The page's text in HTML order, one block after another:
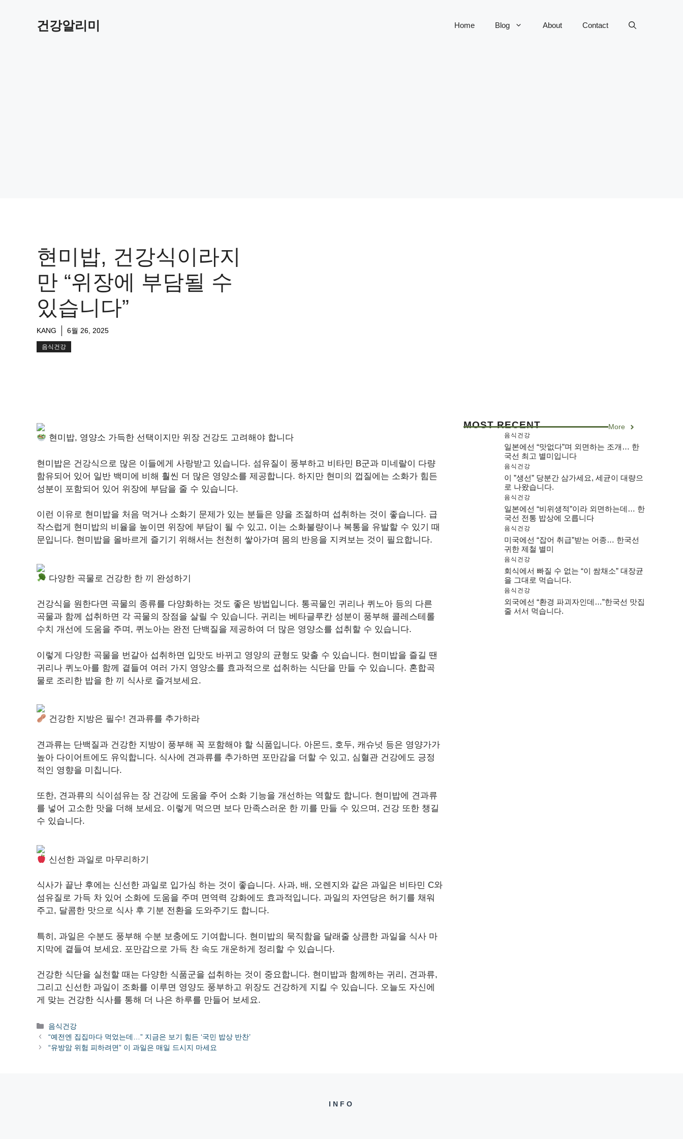
건강알리미 Home Blog About Contact
현미밥, 건강식이라지
만 “위장에 부담될 수
있습니다”
KANG 6월 26, 2025
음식건강
현미밥, 영양소 가득한 선택이지만 위장 건강도 고려해야 합니다
현미밥은 건강식으로 많은 이들에게 사랑받고 있습니다. 섬유질이 풍부하고 비타민 B군과 미네랄이 다량
함유되어 있어 일반 백미에 비해 훨씬 더 많은 영양소를 제공합니다. 하지만 현미의 껍질에는 소화가 힘든
성분이 포함되어 있어 위장에 부담을 줄 수 있습니다.
이런 이유로 현미밥을 처음 먹거나 소화기 문제가 있는 분들은 양을 조절하며 섭취하는 것이 좋습니다. 급
작스럽게 현미밥의 비율을 높이면 위장에 부담이 될 수 있고, 이는 소화불량이나 복통을 유발할 수 있기 때
문입니다. 현미밥을 올바르게 즐기기 위해서는 천천히 쌓아가며 몸의 반응을 지켜보는 것이 필요합니다.
다양한 곡물로 건강한 한 끼 완성하기
건강식을 원한다면 곡물의 종류를 다양화하는 것도 좋은 방법입니다. 통곡물인 귀리나 퀴노아 등의 다른
곡물과 함께 섭취하면 각 곡물의 장점을 살릴 수 있습니다. 귀리는 베타글루칸 성분이 풍부해 콜레스테롤
수치 개선에 도움을 주며, 퀴노아는 완전 단백질을 제공하여 더 많은 영양소를 섭취할 수 있습니다.
이렇게 다양한 곡물을 번갈아 섭취하면 입맛도 바뀌고 영양의 균형도 맞출 수 있습니다. 현미밥을 즐길 땐
귀리나 퀴노아를 함께 곁들여 여러 가지 영양소를 효과적으로 섭취하는 식단을 만들 수 있습니다. 혼합곡
물로 조리한 밥을 한 끼 식사로 즐겨보세요.
건강한 지방은 필수! 견과류를 추가하라
견과류는 단백질과 건강한 지방이 풍부해 꼭 포함해야 할 식품입니다. 아몬드, 호두, 캐슈넛 등은 영양가가
높아 다이어트에도 유익합니다. 식사에 견과류를 추가하면 포만감을 더할 수 있고, 심혈관 건강에도 긍정
적인 영향을 미칩니다.
또한, 견과류의 식이섬유는 장 건강에 도움을 주어 소화 기능을 개선하는 역할도 합니다. 현미밥에 견과류
를 넣어 고소한 맛을 더해 보세요. 이렇게 먹으면 보다 만족스러운 한 끼를 만들 수 있으며, 건강 또한 챙길
수 있습니다.
신선한 과일로 마무리하기
식사가 끝난 후에는 신선한 과일로 입가심 하는 것이 좋습니다. 사과, 배, 오렌지와 같은 과일은 비타민 C와
섬유질로 가득 차 있어 소화에 도움을 주며 면역력 강화에도 효과적입니다. 과일의 자연당은 허기를 채워
주고, 달콤한 맛으로 식사 후 기분 전환을 도와주기도 합니다.
특히, 과일은 수분도 풍부해 수분 보충에도 기여합니다. 현미밥의 묵직함을 달래줄 상큼한 과일을 식사 마
지막에 곁들여 보세요. 포만감으로 가득 찬 속도 개운하게 정리할 수 있습니다.
건강한 식단을 실천할 때는 다양한 식품군을 섭취하는 것이 중요합니다. 현미밥과 함께하는 귀리, 견과류,
그리고 신선한 과일이 조화를 이루면 영양도 풍부하고 위장도 건강하게 지킬 수 있습니다. 오늘도 자신에
게 맞는 건강한 식사를 통해 더 나은 하루를 만들어 보세요.
카
테
고
음식건강
“예전엔 집집마다 먹었는데…” 지금은 보기 힘든 ‘국민 밥상 반찬’
“유방암 위험 피하려면” 이 과일은 매일 드시지 마세요
MOST RECENT More
음식건강
일본에선 “맛없다”며 외면하는 조개… 한
국선 최고 별미입니다
음식건강
이 ”생선” 당분간 삼가세요, 세균이 대량으
로 나왔습니다.
음식건강
일본에선 “비위생적”이라 외면하는데… 한
국선 전통 밥상에 오릅니다
음식건강
미국에선 “잡어 취급”받는 어종… 한국선
귀한 제철 별미
음식건강
회식에서 빠질 수 없는 “이 쌈채소” 대장균
을 그대로 먹습니다.
음식건강
외국에선 “환경 파괴자인데…”한국선 맛집
줄 서서 먹습니다.
INFO